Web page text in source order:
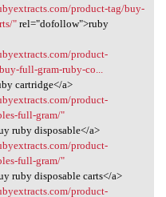
product-tag/buy-
"rel="dofollow">ruby
product-
full-gram-ruby-co...
cartridge</a>
product-
full-gram/"
ruby disposable</a>
product-
full-gram/"
ruby disposable carts</a>
product-